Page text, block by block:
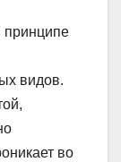
принципе
видов.
во